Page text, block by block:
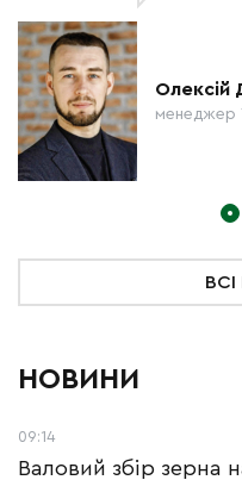
Олексій
менеджер
НОВИНИ
09:14
Валовий збір зерна